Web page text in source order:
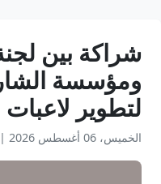
شراكة بين
ومؤسسة
لتطوير
الخميس، 06 أغسطس 2026 |